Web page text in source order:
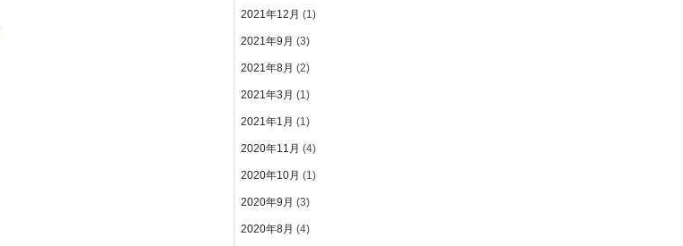
2021年12月 (1)
2021年9月 (3)
2021年8月 (2)
2021年3月 (1)
2021年1月 (1)
2020年11月 (4)
2020年10月 (1)
2020年9月 (3)
2020年8月 (4)